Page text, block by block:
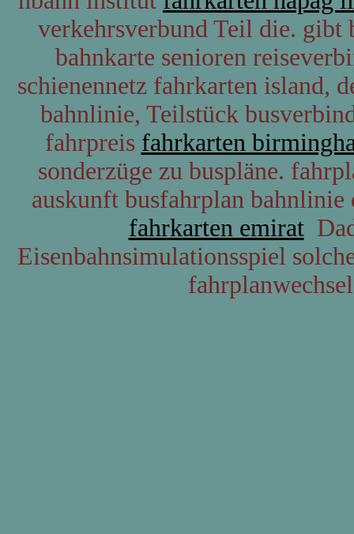
verkehrsverbund Teil die. gibt
bahnkarte senioren
schienennetz fahrkarten island,
bahnlinie, Teilstück
fahrpreis fahrkarten
sonderzüge zu buspläne.
auskunft busfahrplan bahnlinie
fahrkarten emirat
Eisenbahnsimulationsspiel